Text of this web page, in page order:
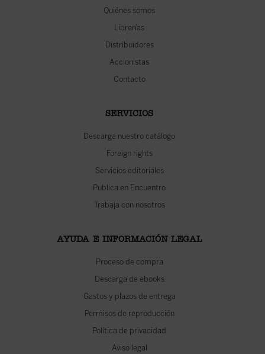
Quiénes somos
Librerías
Distribuidores
Accionistas
Contacto
SERVICIOS
Descarga nuestro catálogo
Foreign rights
Servicios editoriales
Publica en Encuentro
Trabaja con nosotros
AYUDA E INFORMACIÓN LEGAL
Proceso de compra
Descarga de ebooks
Gastos y plazos de entrega
Permisos de reproducción
Política de privacidad
Aviso legal